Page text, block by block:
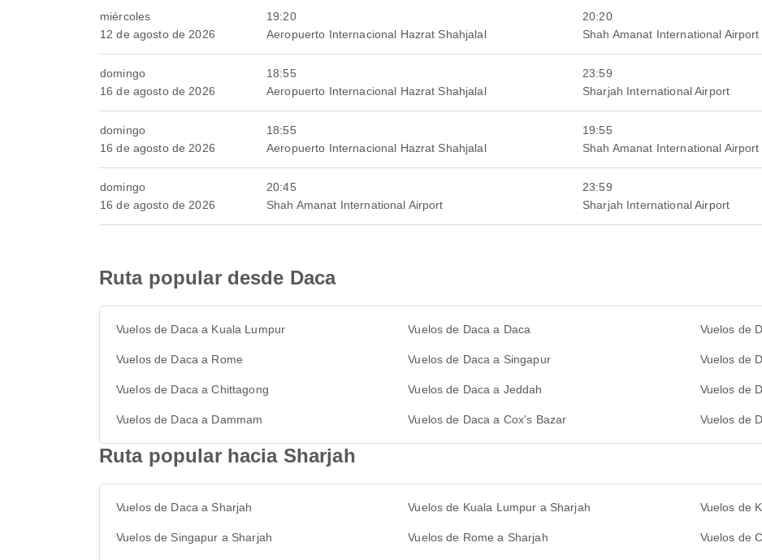
miércoles
12 de agosto de 2026
19:20
Aeropuerto Internacional Hazrat Shahjalal
20:20
Shah Amanat International Airport
domingo
16 de agosto de 2026
18:55
Aeropuerto Internacional Hazrat Shahjalal
23:59
Sharjah International Airport
domingo
16 de agosto de 2026
18:55
Aeropuerto Internacional Hazrat Shahjalal
19:55
Shah Amanat International Airport
domingo
16 de agosto de 2026
20:45
Shah Amanat International Airport
23:59
Sharjah International Airport
Ruta popular desde Daca
Vuelos de Daca a Kuala Lumpur Vuelos de Daca a Daca Vuelos de
Vuelos de Daca a Rome Vuelos de Daca a Singapur Vuelos de
Vuelos de Daca a Chittagong Vuelos de Daca a Jeddah Vuelos de
Vuelos de Daca a Dammam Vuelos de Daca a Cox's Bazar Vuelos de
Ruta popular hacia Sharjah
Vuelos de Daca a Sharjah Vuelos de Kuala Lumpur a Sharjah Vuelos de
Vuelos de Singapur a Sharjah Vuelos de Rome a Sharjah Vuelos de